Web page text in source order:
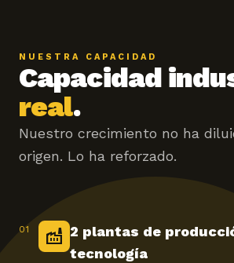
NUESTRA CAPACIDAD
Capacidad
real.
Nuestro crecimiento no ha
origen. Lo ha reforzado.
01 factory 2 plantas de
tecnología